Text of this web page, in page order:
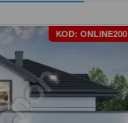
KOD: ONLINE200